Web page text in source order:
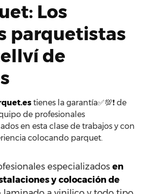
Los
parquetistas
de
tienes la garantía✅💯❗ de
de profesionales
en esta clase de trabajos y con
colocando parquet.
especializados en
y colocación de